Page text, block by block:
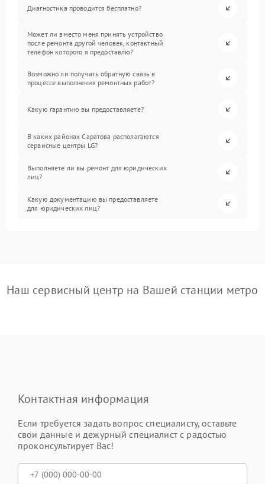
Диагностика проводится бесплатно?
Может ли вместо меня принять устройство
после ремонта другой человек, контактный
телефон которого я предоставлю?
Возможно ли получать обратную связь в
процессе выполнения ремонтных работ?
Какую гарантию вы предоставляете?
В каких районах Саратова располагаются
сервисные центры LG?
Выполняете ли вы ремонт для юридических
лиц?
Какую документацию вы предоставляете
для юридических лиц?
Наш сервисный центр на Вашей станции метро
Контактная информация
Если требуется задать вопрос специалисту, оставьте
свои данные и дежурный специалист с радостью
проконсультирует Вас!